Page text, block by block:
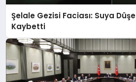
Şelale Gezisi Faciası: Suya
Kaybetti